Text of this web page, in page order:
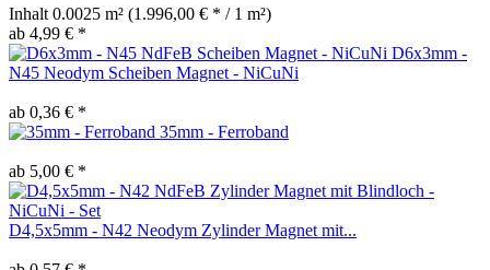
Inhalt 0.0025 m² (1.996,00 € * / 1 m²)
ab 4,99 € *
D6x3mm -
N45 Neodym Scheiben Magnet - NiCuNi
ab 0,36 € *
35mm - Ferroband
ab 5,00 € *
D4,5x5mm - N42 Neodym Zylinder Magnet mit...